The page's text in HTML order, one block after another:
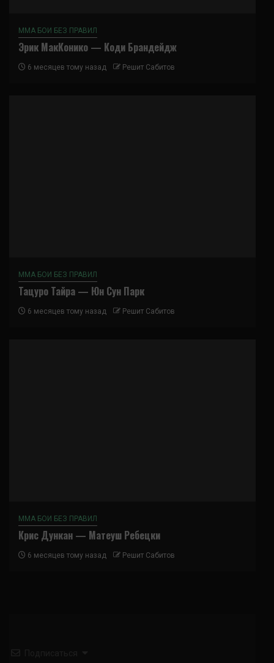
ММА БОИ БЕЗ ПРАВИЛ
Эрик МакКонико — Коди Брандейдж
6 месяцев тому назад Решит Сабитов
ММА БОИ БЕЗ ПРАВИЛ
Тацуро Тайра — Юн Сун Парк
6 месяцев тому назад Решит Сабитов
ММА БОИ БЕЗ ПРАВИЛ
Крис Дункан — Матеуш Ребецки
6 месяцев тому назад Решит Сабитов